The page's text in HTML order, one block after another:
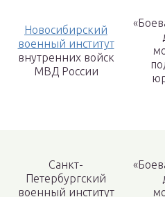
Новосибирский
военный институт
внутренних войск
МВД России
Санкт-
Петербургский
военный институт